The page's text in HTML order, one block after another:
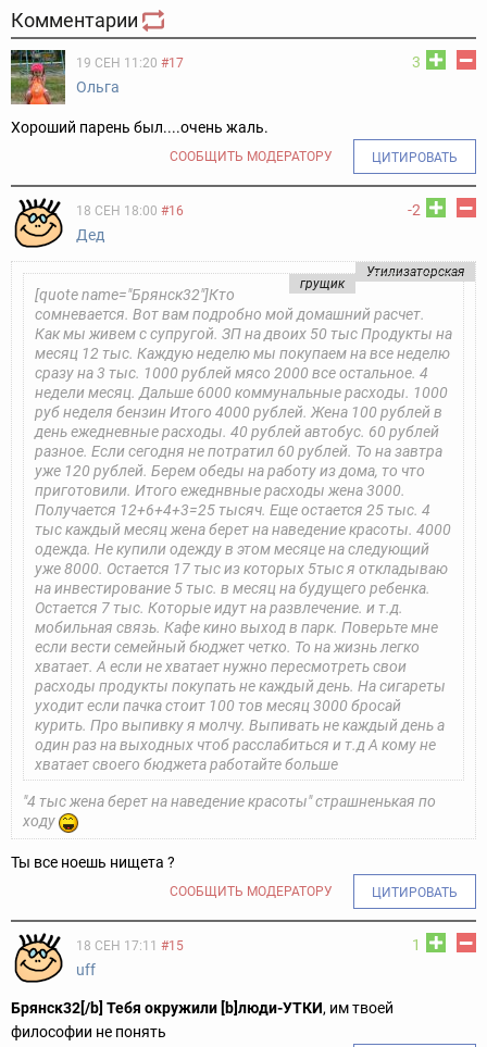
Комментарии
3
19 СЕН 11:20 #17
Ольга
Хороший парень был....очень жаль.
СООБЩИТЬ МОДЕРАТОРУ ЦИТИРОВАТЬ
-2
18 СЕН 18:00 #16
Дед
Утилизаторская
грущик
[quote name="Брянск32"]Кто
сомневается. Вот вам подробно мой домашний расчет.
Как мы живем с супругой. ЗП на двоих 50 тыс Продукты на
месяц 12 тыс. Каждую неделю мы покупаем на все неделю
сразу на 3 тыс. 1000 рублей мясо 2000 все остальное. 4
недели месяц. Дальше 6000 коммунальные расходы. 1000
руб неделя бензин Итого 4000 рублей. Жена 100 рублей в
день ежедневные расходы. 40 рублей автобус. 60 рублей
разное. Если сегодня не потратил 60 рублей. То на завтра
уже 120 рублей. Берем обеды на работу из дома, то что
приготовили. Итого ежеднвные расходы жена 3000.
Получается 12+6+4+3=25 тысяч. Еще остается 25 тыс. 4
тыс каждый месяц жена берет на наведение красоты. 4000
одежда. Не купили одежду в этом месяце на следующий
уже 8000. Остается 17 тыс из которых 5тыс я откладываю
на инвестирование 5 тыс. в месяц на будущего ребенка.
Остается 7 тыс. Которые идут на развлечение. и т.д.
мобильная связь. Кафе кино выход в парк. Поверьте мне
если вести семейный бюджет четко. То на жизнь легко
хватает. А если не хватает нужно пересмотреть свои
расходы продукты покупать не каждый день. На сигареты
уходит если пачка стоит 100 тов месяц 3000 бросай
курить. Про выпивку я молчу. Выпивать не каждый день а
один раз на выходных чтоб расслабиться и т.д А кому не
хватает своего бюджета работайте больше
"4 тыс жена берет на наведение красоты" страшненькая по
ходу
Ты все ноешь нищета ?
СООБЩИТЬ МОДЕРАТОРУ ЦИТИРОВАТЬ
1
18 СЕН 17:11 #15
uff
Брянск32[/b] Тебя окружили [b]люди-УТКИ, им твоей
философии не понять